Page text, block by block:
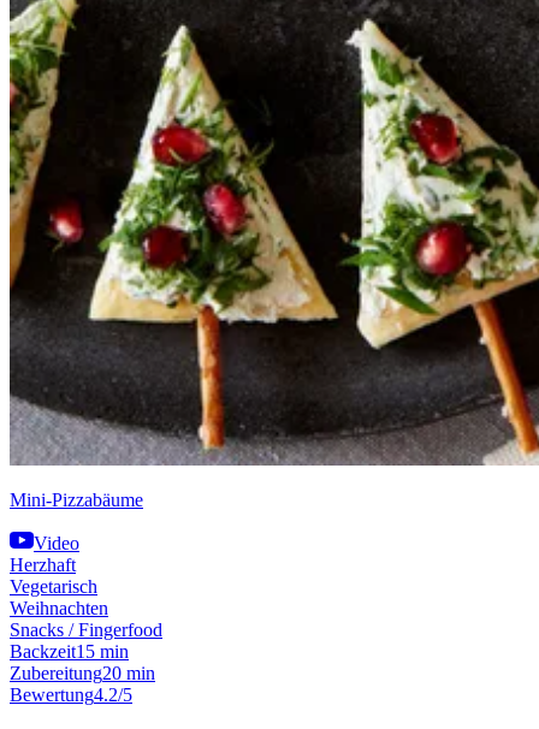
Mini-Pizzabäume
Video
Herzhaft
Vegetarisch
Weihnachten
Snacks / Fingerfood
Backzeit15 min
Zubereitung20 min
Bewertung4.2/5